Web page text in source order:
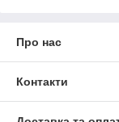
Про нас
Контакти